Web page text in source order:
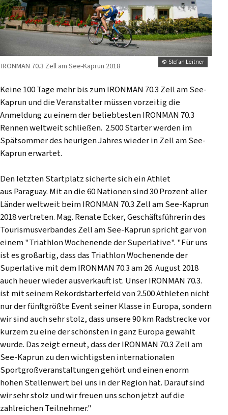
© Stefan Leitner
IRONMAN 70.3 Zell am See-Kaprun 2018
Keine 100 Tage mehr bis zum IRONMAN 70.3 Zell am See-
Kaprun und die Veranstalter müssen vorzeitig die
Anmeldung zu einem der beliebtesten IRONMAN 70.3
Rennen weltweit schließen. 2.500 Starter werden im
Spätsommer des heurigen Jahres wieder in Zell am See-
Kaprun erwartet.
Den letzten Startplatz sicherte sich ein Athlet
aus Paraguay. Mit an die 60 Nationen sind 30 Prozent aller
Länder weltweit beim IRONMAN 70.3 Zell am See-Kaprun
2018 vertreten. Mag. Renate Ecker, Geschäftsführerin des
Tourismusverbandes Zell am See-Kaprun spricht gar von
einem "Triathlon Wochenende der Superlative". "Für uns
ist es großartig, dass das Triathlon Wochenende der
Superlative mit dem IRONMAN 70.3 am 26. August 2018
auch heuer wieder ausverkauft ist. Unser IRONMAN 70.3.
ist mit seinem Rekordstarterfeld von 2.500 Athleten nicht
nur der fünftgrößte Event seiner Klasse in Europa, sondern
wir sind auch sehr stolz, dass unsere 90 km Radstrecke vor
kurzem zu eine der schönsten in ganz Europa gewählt
wurde. Das zeigt erneut, dass der IRONMAN 70.3 Zell am
See-Kaprun zu den wichtigsten internationalen
Sportgroßveranstaltungen gehört und einen enorm
hohen Stellenwert bei uns in der Region hat. Darauf sind
wir sehr stolz und wir freuen uns schon jetzt auf die
zahlreichen Teilnehmer."